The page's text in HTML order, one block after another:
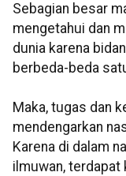
Sebagian besar
mengetahui dan
dunia karena
berbeda-beda
Maka, tugas dan
mendengarkan
Karena di dalam
ilmuwan, terdapat